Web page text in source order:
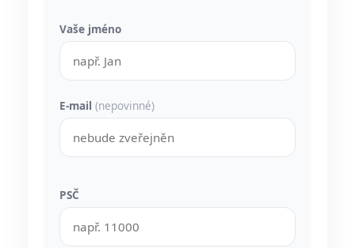
Vaše jméno
E-mail (nepovinné)
PSČ